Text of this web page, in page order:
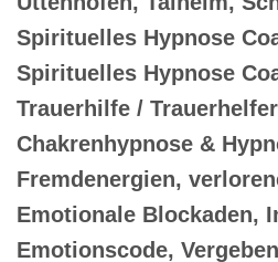
Spirituelles Hypnose
Spirituelles Hypnose
Trauerhilfe /
Chakrenhypnose &
Fremdenergien,
Emotionale Blockaden,
Emotionscode,